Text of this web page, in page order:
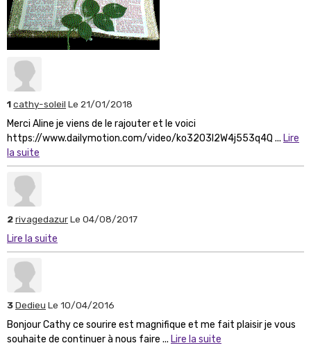
1cathy-soleil Le 21/01/2018
Merci Aline je viens de le rajouter et le voici
https://www.dailymotion.com/video/ko3203l2W4j553q4Q ... Lire
la suite
2rivagedazurLe 04/08/2017
Lire la suite
3Dedieu Le 10/04/2016
Bonjour Cathy ce sourire est magnifique et me fait plaisir je vous
souhaite de continuer à nous faire ... Lire la suite